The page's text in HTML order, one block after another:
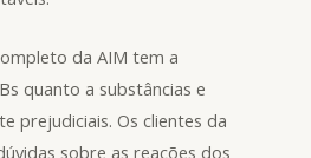
da AIM tem a
quanto a substâncias e
prejudiciais. Os clientes da
sobre as reações dos